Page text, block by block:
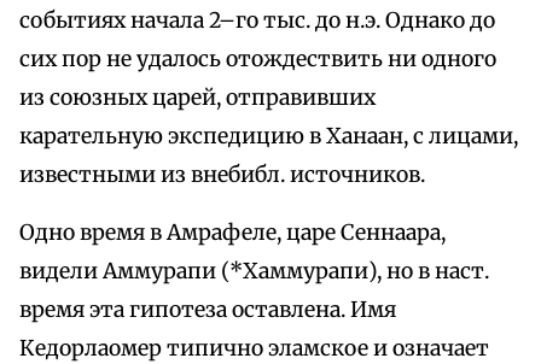
событиях начала 2–го тыс. до н.э. Однако до
сих пор не удалось отождествить ни одного
из союзных царей, отправивших
карательную экспедицию в Ханаан, с лицами,
известными из внебибл. источников.
Одно время в Амрафеле, царе Сеннаара,
видели Аммурапи (*Хаммурапи), но в наст.
время эта гипотеза оставлена. Имя
Кедорлаомер типично эламское и означает